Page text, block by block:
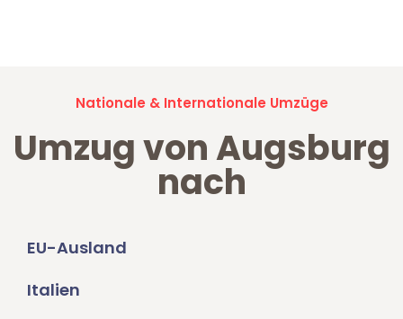
Nationale & Internationale Umzüge
Umzug von Augsburg
nach
EU-Ausland
Italien